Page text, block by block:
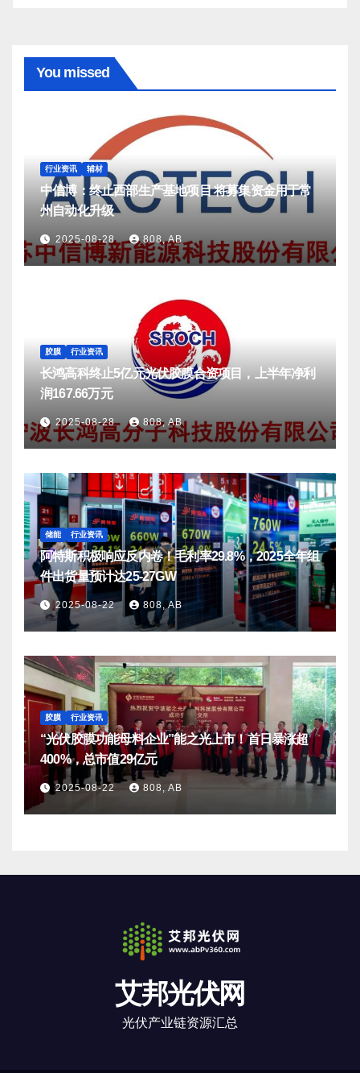
You missed
行业资讯 辅材
中信博：终止西部生产基地项目 将募集资金用于常
州自动化升级
2025-08-28 808, AB
胶膜 行业资讯
长鸿高科终止5亿元光伏胶膜合资项目，上半年净利
润167.66万元
2025-08-28 808, AB
储能 行业资讯
阿特斯积极响应反内卷！毛利率29.8%，2025全年组
件出货量预计达25-27GW
2025-08-22 808, AB
胶膜 行业资讯
“光伏胶膜功能母料企业”能之光上市！首日暴涨超
400%，总市值29亿元
2025-08-22 808, AB
艾邦光伏网
光伏产业链资源汇总